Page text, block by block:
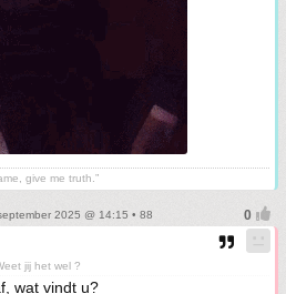
give me truth.”
2025 @ 14:15 • 88
jij het wel ?
wat vindt u?